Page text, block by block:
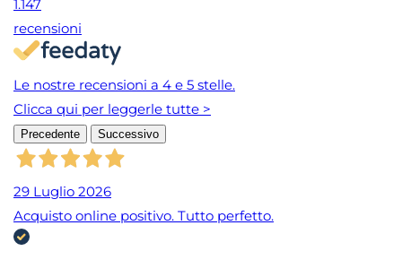
1.147
recensioni
Le nostre recensioni a 4 e 5 stelle.
Clicca qui per leggerle tutte >
Precedente Successivo
29 Luglio 2026
Acquisto online positivo. Tutto perfetto.